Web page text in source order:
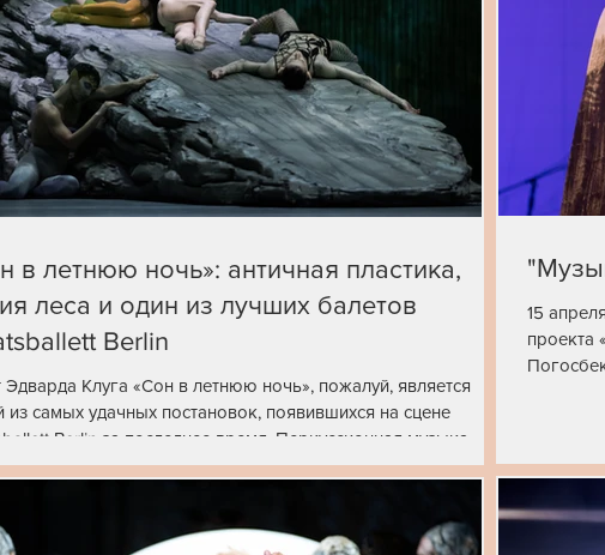
в летнюю ночь»: античная пластика,
леса и один из лучших балетов
Berlin
Эдварда Клуга «Сон в летнюю ночь», пожалуй, является
из самых удачных постановок, появившихся на сцене
Berlin за последнее время. Перкуссионная музыка
Милко Лазара и пластический язык Клуга словно
танец и становились его естественным
15
проекта